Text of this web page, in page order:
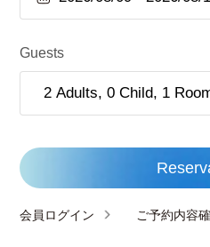
Guests
会員ログイン ご予約内容